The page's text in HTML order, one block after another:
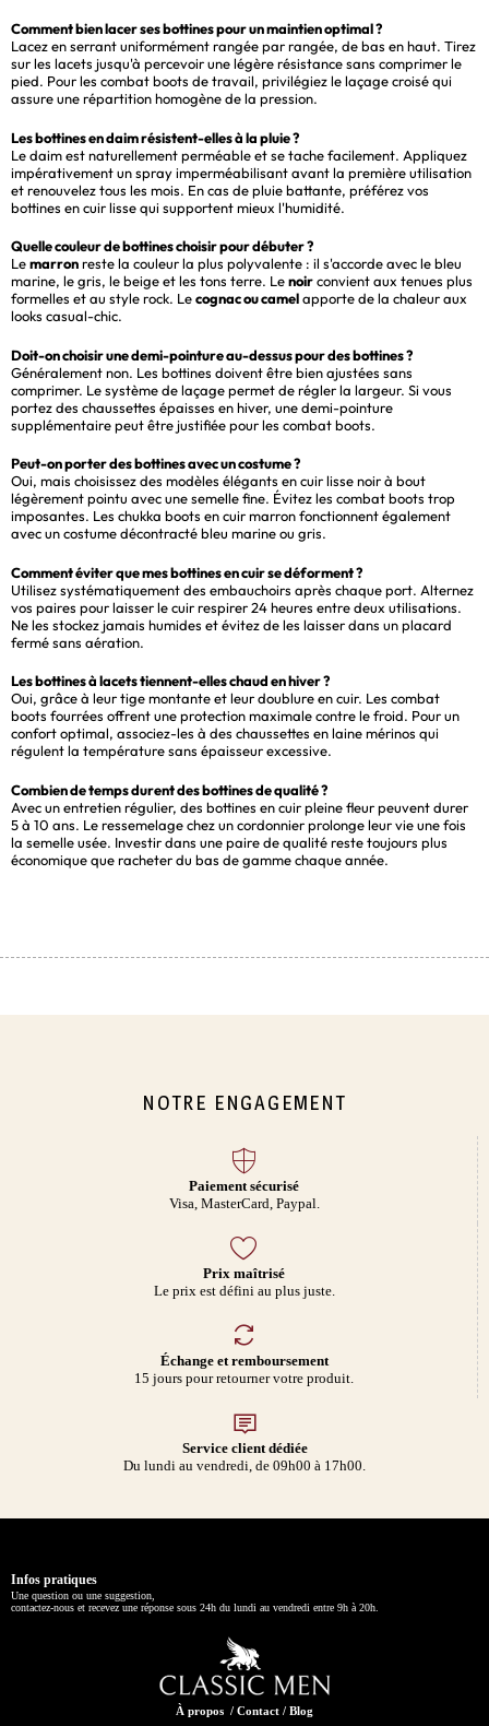
Comment bien lacer ses bottines pour un maintien optimal ?
Lacez en serrant uniformément rangée par rangée, de bas en haut. Tirez
sur les lacets jusqu'à percevoir une légère résistance sans comprimer le
pied. Pour les combat boots de travail, privilégiez le laçage croisé qui
assure une répartition homogène de la pression.
Les bottines en daim résistent-elles à la pluie ?
Le daim est naturellement perméable et se tache facilement. Appliquez
impérativement un spray imperméabilisant avant la première utilisation
et renouvelez tous les mois. En cas de pluie battante, préférez vos
bottines en cuir lisse qui supportent mieux l'humidité.
Quelle couleur de bottines choisir pour débuter ?
Lemarronreste la couleur la plus polyvalente : il s'accorde avec le bleu
marine, le gris, le beige et les tons terre. Lenoirconvient aux tenues plus
formelles et au style rock. Lecognac ou camelapporte de la chaleur aux
looks casual-chic.
Doit-on choisir une demi-pointure au-dessus pour des bottines ?
Généralement non. Les bottines doivent être bien ajustées sans
comprimer. Le système de laçage permet de régler la largeur. Si vous
portez des chaussettes épaisses en hiver, une demi-pointure
supplémentaire peut être justifiée pour les combat boots.
Peut-on porter des bottines avec un costume ?
Oui, mais choisissez des modèles élégants en cuir lisse noir à bout
légèrement pointu avec une semelle fine. Évitez les combat boots trop
imposantes. Les chukka boots en cuir marron fonctionnent également
avec un costume décontracté bleu marine ou gris.
Comment éviter que mes bottines en cuir se déforment ?
Utilisez systématiquement des embauchoirs après chaque port. Alternez
vos paires pour laisser le cuir respirer 24 heures entre deux utilisations.
Ne les stockez jamais humides et évitez de les laisser dans un placard
fermé sans aération.
Les bottines à lacets tiennent-elles chaud en hiver ?
Oui, grâce à leur tige montante et leur doublure en cuir. Les combat
boots fourrées offrent une protection maximale contre le froid. Pour un
confort optimal, associez-les à des chaussettes en laine mérinos qui
régulent la température sans épaisseur excessive.
Combien de temps durent des bottines de qualité ?
Avec un entretien régulier, des bottines en cuir pleine fleur peuvent durer
5 à 10 ans. Le ressemelage chez un cordonnier prolonge leur vie une fois
la semelle usée. Investir dans une paire de qualité reste toujours plus
économique que racheter du bas de gamme chaque année.
NOTRE ENGAGEMENT
Paiement sécurisé
Visa, MasterCard, Paypal.
Prix maîtrisé
Le prix est défini au plus juste.
Échange et remboursement
15 jours pour retourner votre produit.
Service client dédiée
Du lundi au vendredi, de 09h00 à 17h00.
Infos pratiques
Une question ou une suggestion,
contactez-nous et recevez une réponse sous 24h du lundi au vendredi entre 9h à 20h.
À propos / Contact / Blog